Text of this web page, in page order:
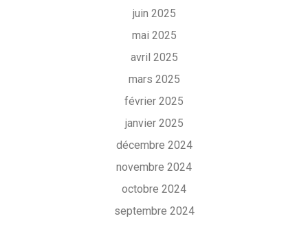
juin 2025
mai 2025
avril 2025
mars 2025
février 2025
janvier 2025
décembre 2024
novembre 2024
octobre 2024
septembre 2024